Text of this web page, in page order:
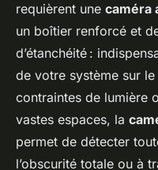
requièrent une caméra
un boîtier renforcé et
d’étanchéité :
de votre système sur
contraintes de lumière
vastes espaces, la
permet de détecter
l’obscurité totale ou à